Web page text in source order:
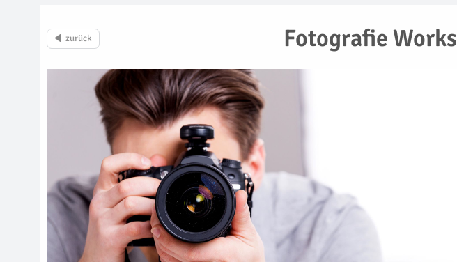
Fotografie